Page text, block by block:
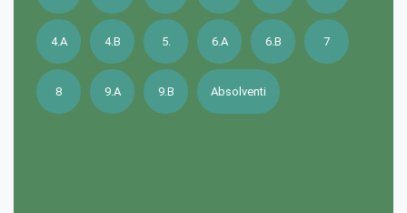
4.A 4.B 5. 6.A 6.B 7
8 9.A 9.B Absolventi